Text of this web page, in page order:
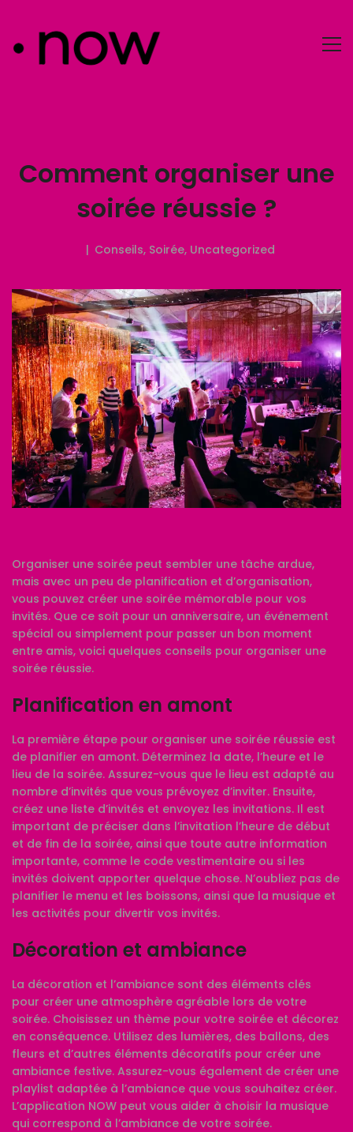
Comment organiser une
soirée réussie ?
Conseils, Soirée, Uncategorized
Organiser une soirée peut sembler une tâche ardue,
mais avec un peu de planification et d’organisation,
vous pouvez créer une soirée mémorable pour vos
invités. Que ce soit pour un anniversaire, un événement
spécial ou simplement pour passer un bon moment
entre amis, voici quelques conseils pour organiser une
soirée réussie.
Planification en amont
La première étape pour organiser une soirée réussie est
de planifier en amont. Déterminez la date, l’heure et le
lieu de la soirée. Assurez-vous que le lieu est adapté au
nombre d’invités que vous prévoyez d’inviter. Ensuite,
créez une liste d’invités et envoyez les invitations. Il est
important de préciser dans l’invitation l’heure de début
et de fin de la soirée, ainsi que toute autre information
importante, comme le code vestimentaire ou si les
invités doivent apporter quelque chose. N’oubliez pas de
planifier le menu et les boissons, ainsi que la musique et
les activités pour divertir vos invités.
Décoration et ambiance
La décoration et l’ambiance sont des éléments clés
pour créer une atmosphère agréable lors de votre
soirée. Choisissez un thème pour votre soirée et décorez
en conséquence. Utilisez des lumières, des ballons, des
fleurs et d’autres éléments décoratifs pour créer une
ambiance festive. Assurez-vous également de créer une
playlist adaptée à l’ambiance que vous souhaitez créer.
L’application NOW peut vous aider à choisir la musique
qui correspond à l’ambiance de votre soirée.